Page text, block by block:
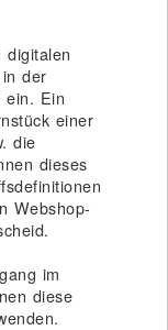
digitalen
der
ein. Ein
einer
die
dieses
Webshop-
im
diese